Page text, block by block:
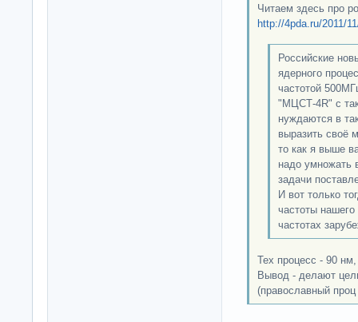
Читаем здесь про
http://4pda.ru/2011/
Российские
ядерного
частотой
"МЦСТ-4R" с
нуждаются в
выразить своё
то как я выше
надо умножать
задачи
И вот только
частоты
частотах
Тех процесс - 90
Вывод - делают
(православный